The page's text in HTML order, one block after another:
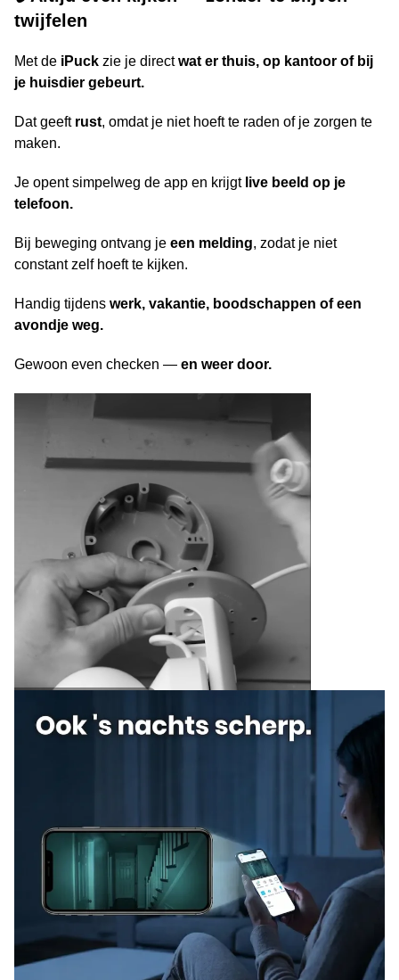
twijfelen
Met de iPuck zie je directwat er thuis, op kantoor of bij
je huisdier gebeurt.
Dat geeft rust, omdat je niet hoeft te raden of je zorgen te
maken.
Je opent simpelweg de app en krijgt live beeld op je
telefoon.
Bij beweging ontvang je een melding, zodat je niet
constant zelf hoeft te kijken.
Handig tijdens werk, vakantie, boodschappen of een
avondje weg.
Gewoon even checken — en weer door.